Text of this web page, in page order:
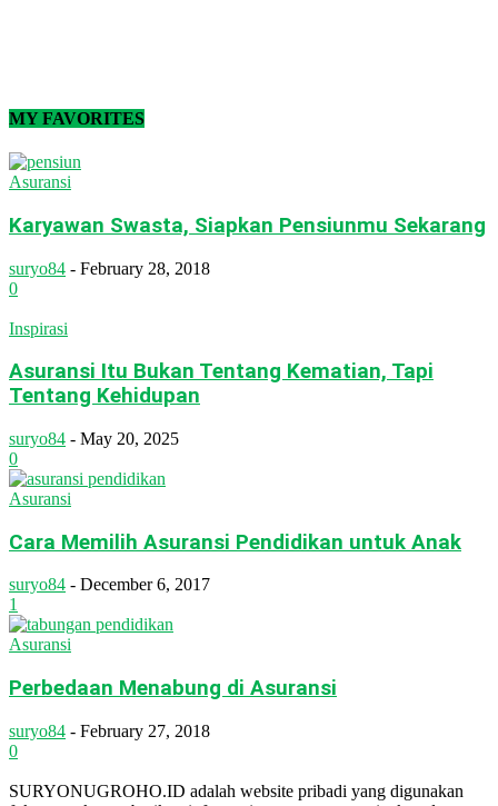
MY FAVORITES
Asuransi
Karyawan Swasta, Siapkan Pensiunmu Sekarang
suryo84 - February 28, 2018
0
Inspirasi
Asuransi Itu Bukan Tentang Kematian, Tapi
Tentang Kehidupan
suryo84 - May 20, 2025
0
Asuransi
Cara Memilih Asuransi Pendidikan untuk Anak
suryo84 - December 6, 2017
1
Asuransi
Perbedaan Menabung di Asuransi
suryo84 - February 27, 2018
0
SURYONUGROHO.ID adalah website pribadi yang digunakan